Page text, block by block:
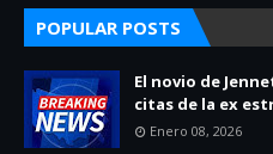
POPULAR POSTS
El novio de
citas de la ex
Enero 08, 2026